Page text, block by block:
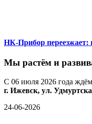
НК-Прибор переезжает:
Мы растём и
С 06 июля 2026 года ждём
г. Ижевск, ул.
24-06-2026